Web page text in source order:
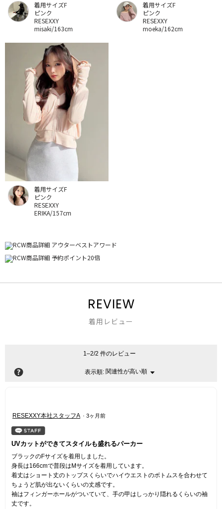
着用サイズF
ピンク
RESEXXY
misaki/163cm
着用サイズF
ピンク
RESEXXY
moeka/162cm
着用サイズF
ピンク
RESEXXY
ERIKA/157cm
REVIEW
着用レビュー
1–2/2 件のレビュー
? 表示順: 関連性が高い順 ▼
メ
5
／
個
で
す。
RESEXXY本社スタッフA · 3ヶ月前
UVカットができてスタイルも盛れるパーカー
ブラックのFサイズを着用しました。
身長は166cmで普段はMサイズを着用しています。
着丈はショート丈のトップスくらいでハイウエストのボトムスを合わせて
ちょうど肌が出ないくらいの丈感です。
袖はフィンガーホールがついていて、手の甲はしっかり隠れるくらいの袖
丈です。